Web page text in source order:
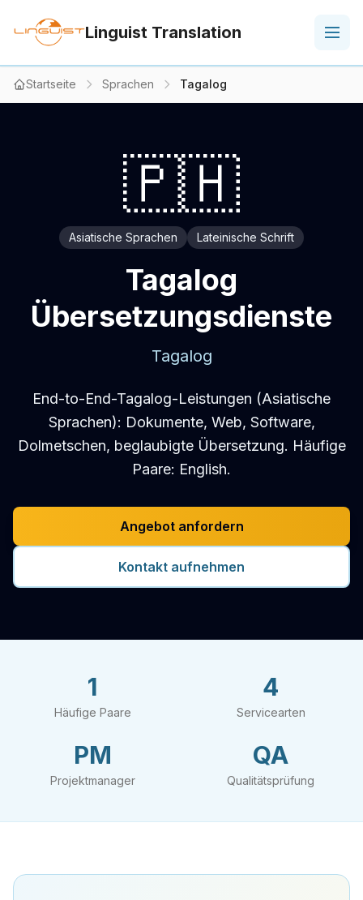
Linguist Translation
Startseite Sprachen Tagalog
🇵🇭
Asiatische Sprachen Lateinische Schrift
Tagalog
Übersetzungsdienste
Tagalog
End-to-End-Tagalog-Leistungen (Asiatische
Sprachen): Dokumente, Web, Software,
Dolmetschen, beglaubigte Übersetzung. Häufige
Paare: English.
Angebot anfordern
Kontakt aufnehmen
1
Häufige Paare
4
Servicearten
PM
Projektmanager
QA
Qualitätsprüfung